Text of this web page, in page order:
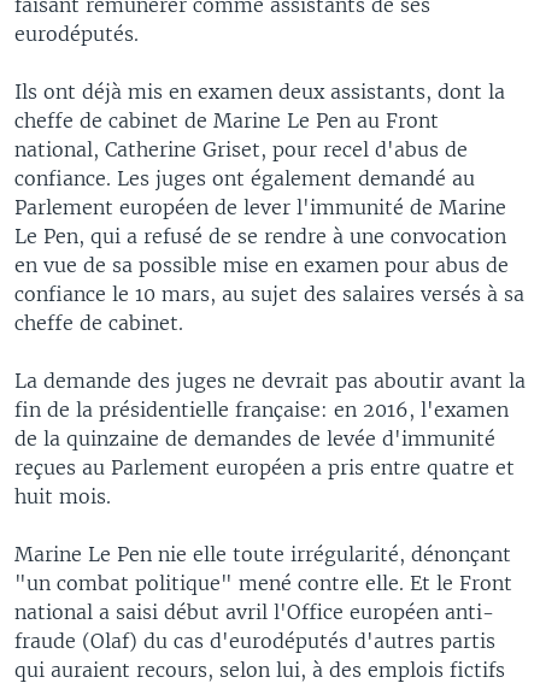
eurodéputés.
Ils ont déjà mis en examen deux assistants, dont la
cheffe de cabinet de Marine Le Pen au Front
national, Catherine Griset, pour recel d'abus de
confiance. Les juges ont également demandé au
Parlement européen de lever l'immunité de Marine
Le Pen, qui a refusé de se rendre à une convocation
en vue de sa possible mise en examen pour abus de
confiance le 10 mars, au sujet des salaires versés à sa
cheffe de cabinet.
La demande des juges ne devrait pas aboutir avant la
fin de la présidentielle française: en 2016, l'examen
de la quinzaine de demandes de levée d'immunité
reçues au Parlement européen a pris entre quatre et
huit mois.
Marine Le Pen nie elle toute irrégularité, dénonçant
"un combat politique" mené contre elle. Et le Front
national a saisi début avril l'Office européen anti-
fraude (Olaf) du cas d'eurodéputés d'autres partis
qui auraient recours, selon lui, à des emplois fictifs